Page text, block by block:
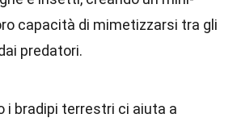
capacità di mimetizzarsi tra gli
predatori.
i bradipi terrestri ci aiuta a